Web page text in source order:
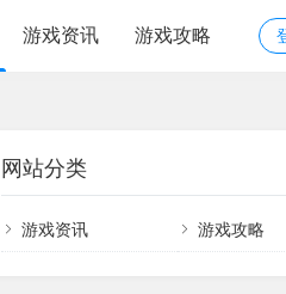
游戏资讯 游戏攻略
网站分类
游戏资讯 游戏攻略